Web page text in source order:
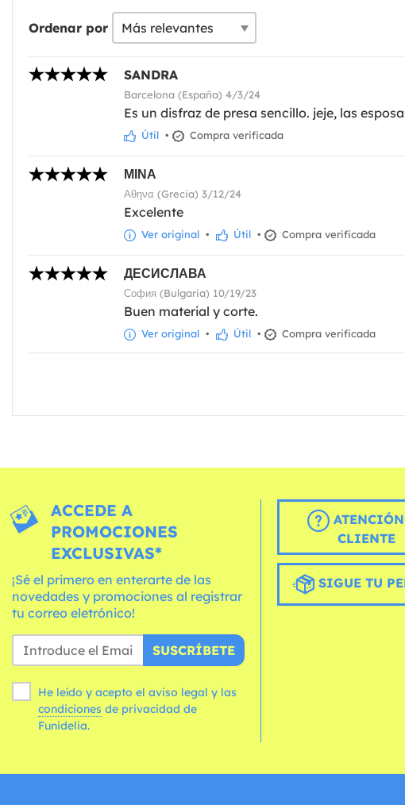
Ordenar por
SANDRA
Barcelona (España) 4/3/24
Es un disfraz de presa sencillo. jeje, las
Útil • Compra verificada
ΜΙΝΑ
Αθηνα (Grecia) 3/12/24
Excelente
Ver original • Útil • Compra verificada
ДЕСИСЛАВА
София (Bulgaria) 10/19/23
Buen material y corte.
Ver original • Útil • Compra verificada
ACCEDE A
PROMOCIONES
EXCLUSIVAS*
¡Sé el primero en enterarte de las
novedades y promociones al registrar
tu correo eletrónico!
SUSCRÍBETE
He leído y acepto el aviso legal y las
condiciones
Funidelia.
CLIENTE
SIGUE TU